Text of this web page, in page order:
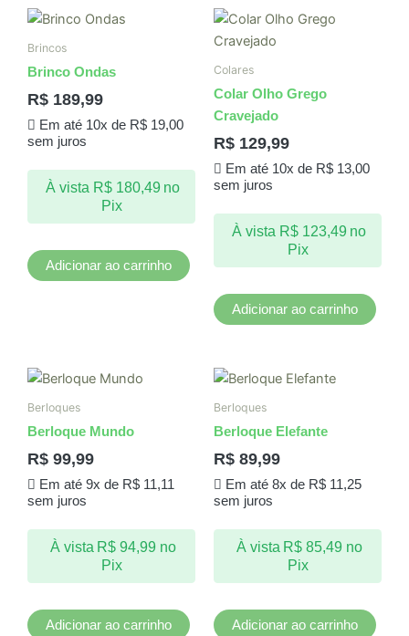
Brincos
Brinco Ondas
R$ 189,99
Em até 10x de R$19,00
sem juros
À vista R$180,49 no
Pix
Adicionar ao carrinho
Colares
Colar Olho Grego
Cravejado
R$ 129,99
Em até 10x de R$13,00
sem juros
À vista R$123,49 no
Pix
Adicionar ao carrinho
Berloques
Berloque Mundo
R$ 99,99
Em até 9x de R$11,11
sem juros
À vista R$ 94,99 no
Pix
Adicionar ao carrinho
Berloques
Berloque Elefante
R$ 89,99
Em até 8x de R$11,25
sem juros
À vista R$ 85,49 no
Pix
Adicionar ao carrinho